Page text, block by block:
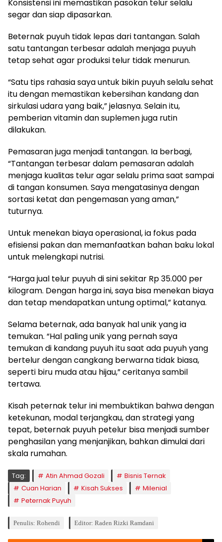
Konsistensi ini memastikan pasokan telur selalu
segar dan siap dipasarkan.
Beternak puyuh tidak lepas dari tantangan. Salah
satu tantangan terbesar adalah menjaga puyuh
tetap sehat agar produksi telur tidak menurun.
“Satu tips rahasia saya untuk bikin puyuh selalu sehat
itu dengan memastikan kebersihan kandang dan
sirkulasi udara yang baik,” jelasnya. Selain itu,
pemberian vitamin dan suplemen juga rutin
dilakukan.
Pemasaran juga menjadi tantangan. Ia berbagi,
“Tantangan terbesar dalam pemasaran adalah
menjaga kualitas telur agar selalu prima saat sampai
di tangan konsumen. Saya mengatasinya dengan
sortasi ketat dan pengemasan yang aman,”
tuturnya.
Untuk menekan biaya operasional, ia fokus pada
efisiensi pakan dan memanfaatkan bahan baku lokal
untuk melengkapi nutrisi.
“Harga jual telur puyuh di sini sekitar Rp 35.000 per
kilogram. Dengan harga ini, saya bisa menekan biaya
dan tetap mendapatkan untung optimal,” katanya.
Selama beternak, ada banyak hal unik yang ia
temukan. “Hal paling unik yang pernah saya
temukan di kandang puyuh itu saat ada puyuh yang
bertelur dengan cangkang berwarna tidak biasa,
seperti biru muda atau hijau,” ceritanya sambil
tertawa.
Kisah peternak telur ini membuktikan bahwa dengan
ketekunan, modal terjangkau, dan strategi yang
tepat, beternak puyuh petelur bisa menjadi sumber
penghasilan yang menjanjikan, bahkan dimulai dari
skala rumahan.
Tag: Atin Ahmad Gozali
Bisnis Ternak
Cuan Harian
Kisah Sukses
Milenial
Peternak Puyuh
Penulis: Rohendi Editor: Raden Rizki Ramdani